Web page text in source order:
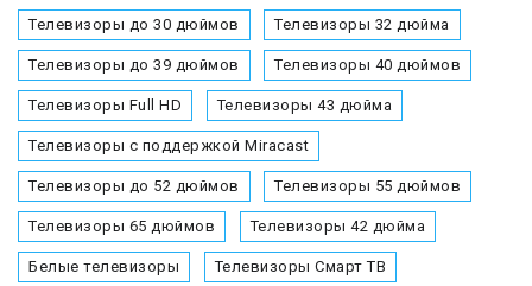
Телевизоры до 30 дюймов Телевизоры 32 дюйма
Телевизоры до 39 дюймов Телевизоры 40 дюймов
Телевизоры Full HD Телевизоры 43 дюйма
Телевизоры с поддержкой Miracast
Телевизоры до 52 дюймов Телевизоры 55 дюймов
Телевизоры 65 дюймов Телевизоры 42 дюйма
Белые телевизоры Телевизоры Смарт ТВ